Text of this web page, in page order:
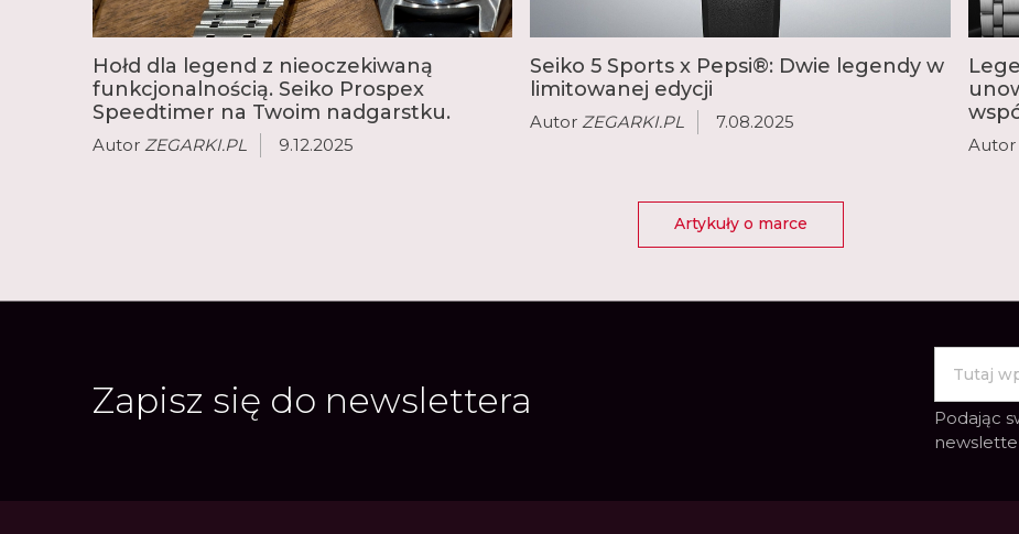
Seiko oferuje sportowe i
towarzyski Presage,
zasilaną energią
automatycznych
słoneczną kolekcję Solar.
Hołd dla legend z nieoczekiwaną
funkcjonalnością. Seiko Prospex
Speedtimer na Twoim nadgarstku.
Autor ZEGARKI.PL 9.12.2025
Seiko 5 Sports x Pepsi®: Dwie legendy w
limitowanej edycji
AutorZEGARKI.PL 7.08.2025
Autor
Artykuły o marce
Zapisz się do newslettera Podając